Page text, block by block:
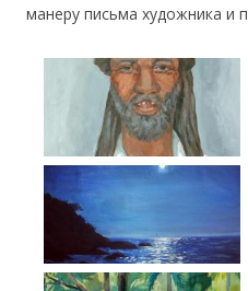
манеру письма художника и